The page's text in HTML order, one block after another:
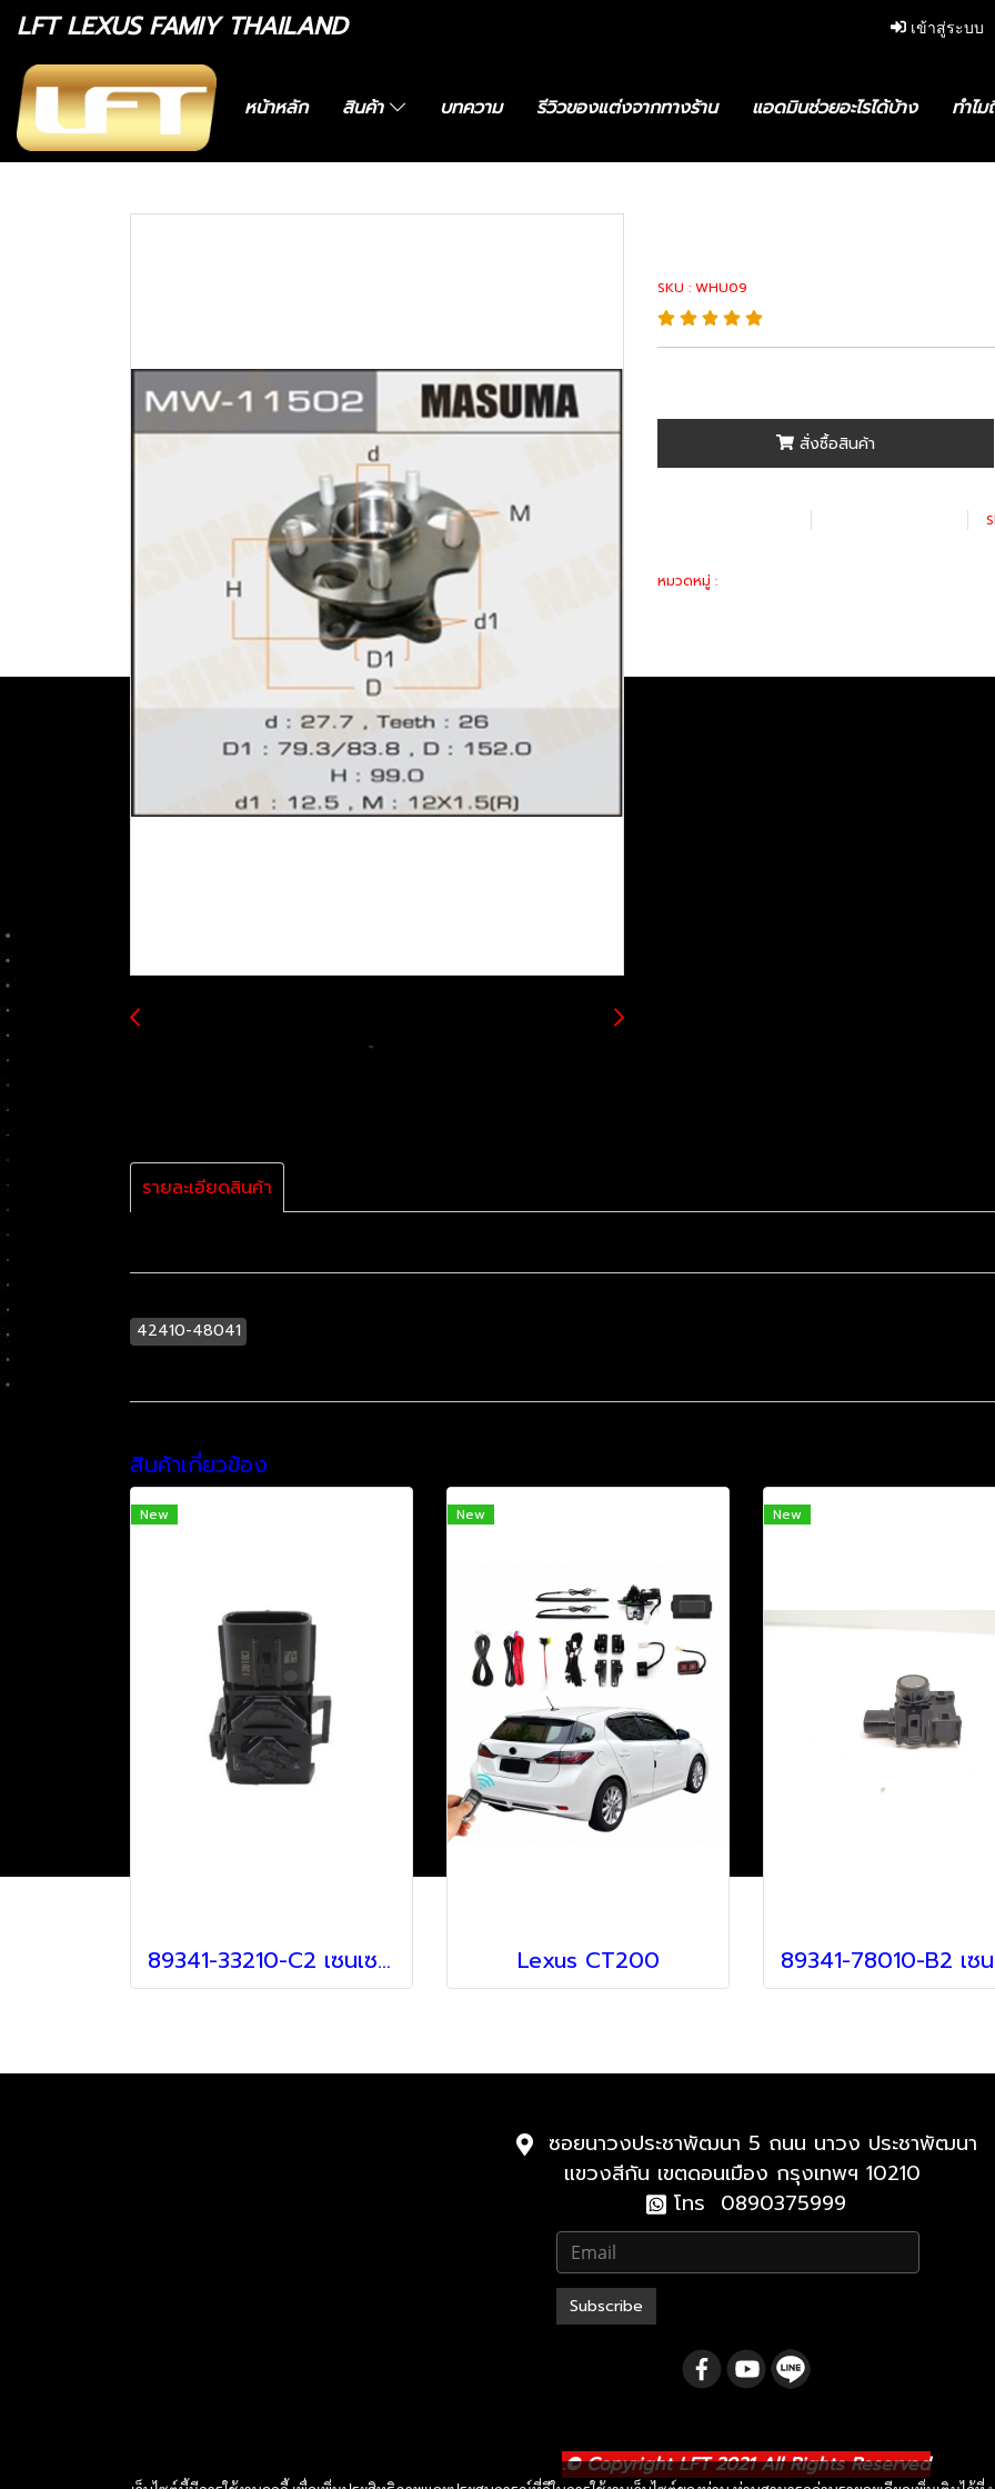
LFT LEXUS FAMIY THAILAND เข้าสู่ระบบ
หน้าหลัก สินค้า บทความ รีวิวของแต่งจากทางร้าน แอดมินช่วยอะไรได้บ้าง ทำไ
SKU : WHU09
สั่งซื้อสินค้า
หมวดหมู่ :
รายละเอียดสินค้า
42410-48041
สินค้าเกี่ยวข้อง
New
89341-33210-C2 เซนเซอร์ สำหรับ Lexus
New
Lexus CT200
New
ซอยนาวงประชาพัฒนา 5 ถนน นาวง ประชาพัฒนา
แขวงสีกัน เขตดอนเมือง กรุงเทพฯ 10210
โทร 0890375999
Subscribe
.© Copyright LFT 2021 All Rights Reserved